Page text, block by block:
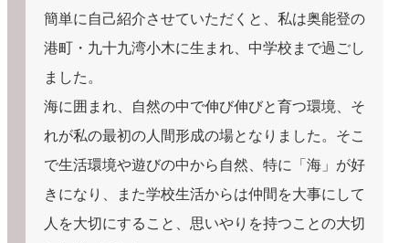
簡単に自己紹介させていただくと、私は奥能登の
港町・九十九湾小木に生まれ、中学校まで過ごし
ました。
海に囲まれ、自然の中で伸び伸びと育つ環境、そ
れが私の最初の人間形成の場となりました。そこ
で生活環境や遊びの中から自然、特に「海」が好
きになり、また学校生活からは仲間を大事にして
人を大切にすること、思いやりを持つことの大切